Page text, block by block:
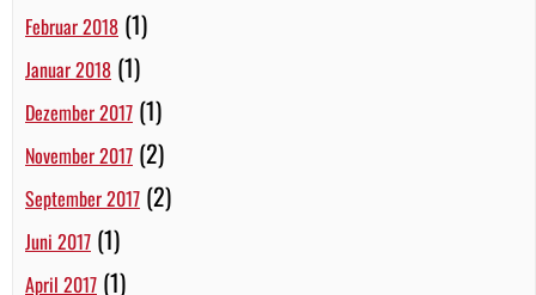
Februar 2018 (1)
Januar 2018 (1)
Dezember 2017 (1)
November 2017 (2)
September 2017 (2)
Juni 2017 (1)
April 2017 (1)